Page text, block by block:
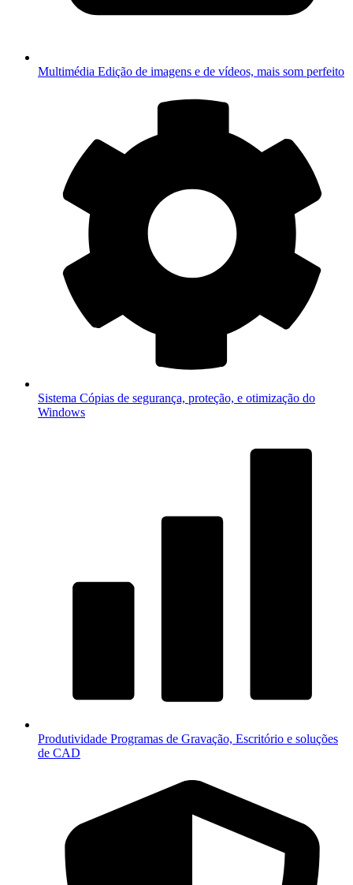
Multimédia Edição de imagens e de vídeos, mais som perfeito
Sistema Cópias de segurança, proteção, e otimização do
Windows
Produtividade Programas de Gravação, Escritório e soluções
de CAD